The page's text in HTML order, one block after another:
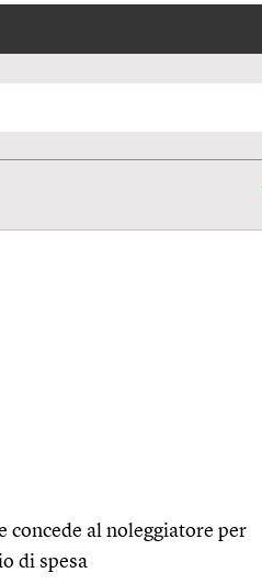
concede al noleggiatore per
di spesa